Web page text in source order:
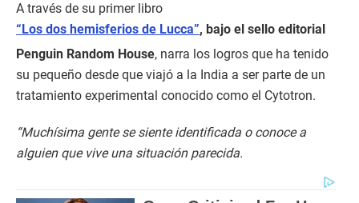
A través de su primer libro
“Los dos hemisferios de Lucca”, bajo el sello editorial
Penguin Random House, narra los logros que ha tenido
su pequeño desde que viajó a la India a ser parte de un
tratamiento experimental conocido como el Cytotron.
“Muchísima gente se siente identificada o conoce a
alguien que vive una situación parecida.